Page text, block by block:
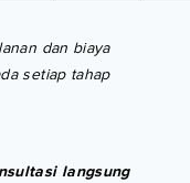
dan biaya
setiap tahap
langsung